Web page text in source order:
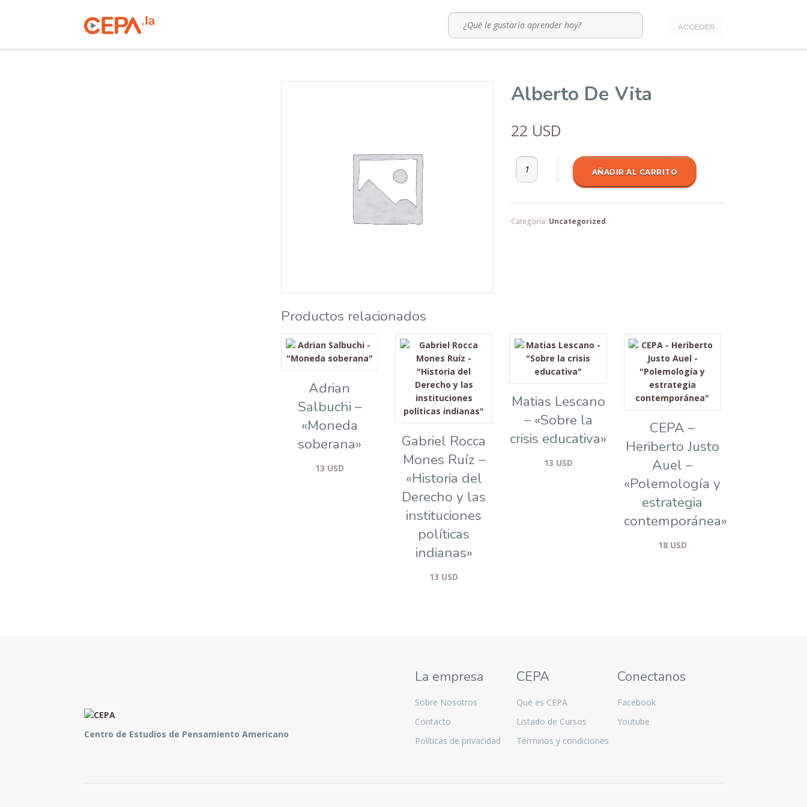
ACCEDER
Alberto De Vita
22 USD
Alberto De Vita cantidad
AÑADIR AL CARRITO
Categoría: Uncategorized
Productos relacionados
Adrian
Salbuchi –
«Moneda
soberana»
13 USD
Gabriel Rocca
Mones Ruíz –
«Historia del
Derecho y las
instituciones
políticas
indianas»
13 USD
Matias Lescano
– «Sobre la
crisis educativa»
13 USD
CEPA –
Heriberto Justo
Auel –
«Polemología y
estrategia
contemporánea»
18 USD
Centro de Estudios de Pensamiento Americano
La empresa
Sobre Nosotros
Contacto
Políticas de privacidad
CEPA
Qué es CEPA
Listado de Cursos
Términos y condiciones
Conectanos
Facebook
Youtube